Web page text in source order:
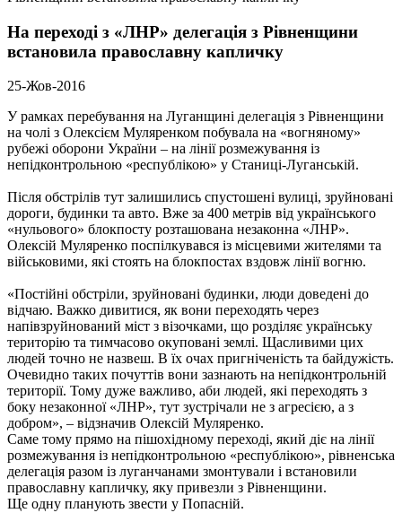
На переході з «ЛНР» делегація з Рівненщини
встановила православну капличку
25-Жов-2016
У рамках перебування на Луганщині делегація з Рівненщини
на чолі з Олексієм Муляренком побувала на «вогняному»
рубежі оборони України – на лінії розмежування із
непідконтрольною «республікою» у Станиці-Луганській.
Після обстрілів тут залишились спустошені вулиці, зруйновані
дороги, будинки та авто. Вже за 400 метрів від українського
«нульового» блокпосту розташована незаконна «ЛНР».
Олексій Муляренко поспілкувався із місцевими жителями та
військовими, які стоять на блокпостах вздовж лінії вогню.
«Постійні обстріли, зруйновані будинки, люди доведені до
відчаю. Важко дивитися, як вони переходять через
напівзруйнований міст з візочками, що розділяє українську
територію та тимчасово окуповані землі. Щасливими цих
людей точно не назвеш. В їх очах пригніченість та байдужість.
Очевидно таких почуттів вони зазнають на непідконтрольній
території. Тому дуже важливо, аби людей, які переходять з
боку незаконної «ЛНР», тут зустрічали не з агресією, а з
добром», – відзначив Олексій Муляренко.
Саме тому прямо на пішохідному переході, який діє на лінії
розмежування із непідконтрольною «республікою», рівненська
делегація разом із луганчанами змонтували і встановили
православну капличку, яку привезли з Рівненщини.
Ще одну планують звести у Попасній.